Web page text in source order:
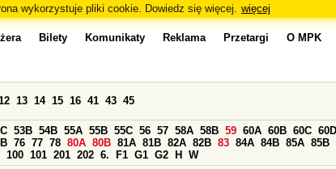
wykorzystuje pliki cookie. Dowiedz się więcej. więcej
Bilety Komunikaty Reklama Przetargi O MPK
13 14 15 16 41 43 45
53B 54B 55A 55B 55C 56 57 58A 58B 59 60A 60B 60C 60D
76 77 78 80A 80B 81A 81B 82A 82B 83 84A 84B 85A 85B
100 101 201 202 6. F1 G1 G2 H W